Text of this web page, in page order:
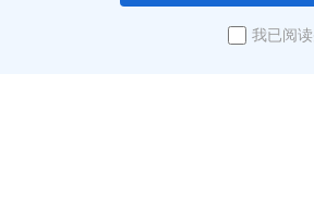
我已阅